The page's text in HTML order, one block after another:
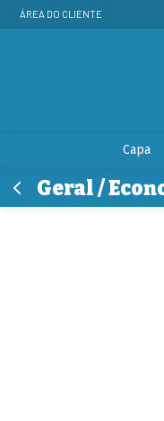
ÁREA DO CLIENTE
Capa
Geral /